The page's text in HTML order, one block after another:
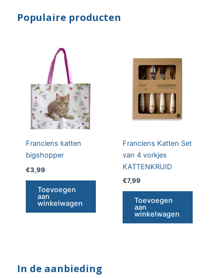
Populaire producten
Franciens katten
bigshopper
€3,99
Toevoegen
aan
winkelwagen
Franciens Katten Set
van 4 vorkjes
KATTENKRUID
€7,99
Toevoegen
aan
winkelwagen
In de aanbieding